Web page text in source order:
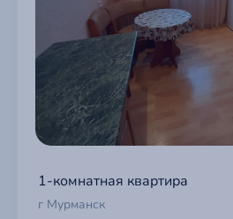
1-комнатная квартира
г Мурманск